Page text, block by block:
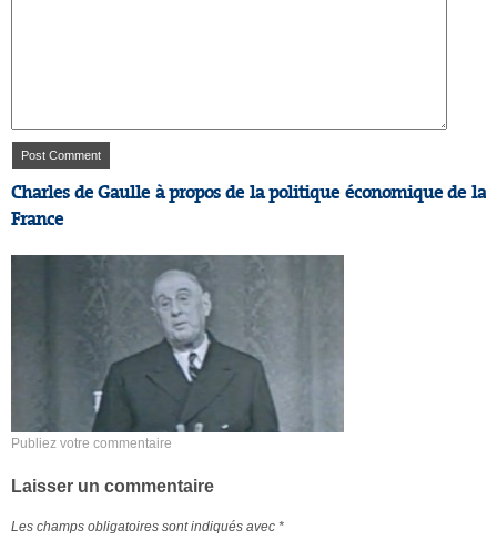
Charles de Gaulle à propos de la politique économique de la
France
Publiez votre commentaire
Laisser un commentaire
Les champs obligatoires sont indiqués avec *